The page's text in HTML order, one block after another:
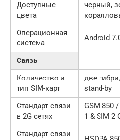
Доступные
цвета
черный,
Операционная
система
Android
Связь
Количество и
тип SIM-карт
две
stand-by
Стандарт связи
в 2G сетях
GSM 850
1 & SIM 2
Стандарт связи